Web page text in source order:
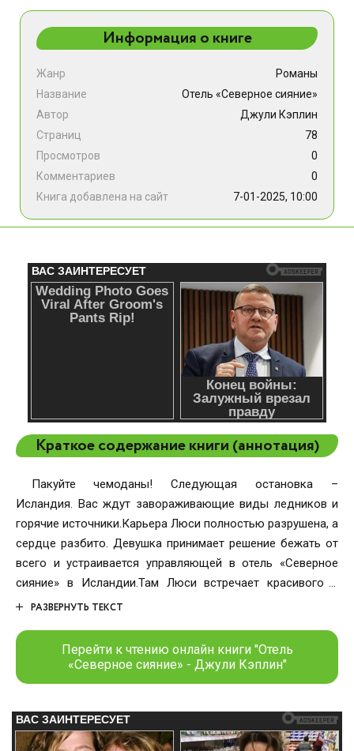
Информация о книге
Жанр
Романы
Название
Отель «Северное сияние»
Автор
Джули Кэплин
Страниц
78
Просмотров
0
Комментариев
0
Книга добавлена на сайт
7-01-2025, 10:00
Краткое содержание книги (аннотация)
Пакуйте чемоданы! Следующая остановка –
Исландия. Вас ждут завораживающие виды ледников и
горячие источники.Карьера Люси полностью разрушена, а
сердце разбито. Девушка принимает решение бежать от
всего и устраивается управляющей в отель «Северное
сияние» в Исландии.Там Люси встречает красивого и
обаятельного бармена с очаровательным шотландским
Люси становятся ближе с каждым днем. Кажется,
девушка может позволить себе влюбиться вновь.
РАЗВЕРНУТЬ ТЕКСТ
Перейти к чтению онлайн книги "Отель
«Северное сияние» - Джули Кэплин"